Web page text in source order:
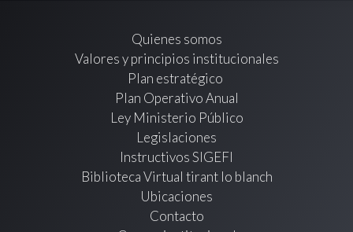
Quienes somos
Valores y principios institucionales
Plan estratégico
Plan Operativo Anual
Ley Ministerio Público
Legislaciones
Instructivos SIGEFI
Biblioteca Virtual tirant lo blanch
Ubicaciones
Contacto